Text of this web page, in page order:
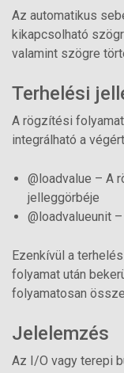
Az automatikus
kikapcsolható
valamint szögre
Terhelési
A rögzítési
integrálható a
@loadvalue – A
jelleggörbéje
@loadvalueunit
Ezenkívül a
folyamat után
folyamatosan
Jelelemzés
Az I/O vagy terepi